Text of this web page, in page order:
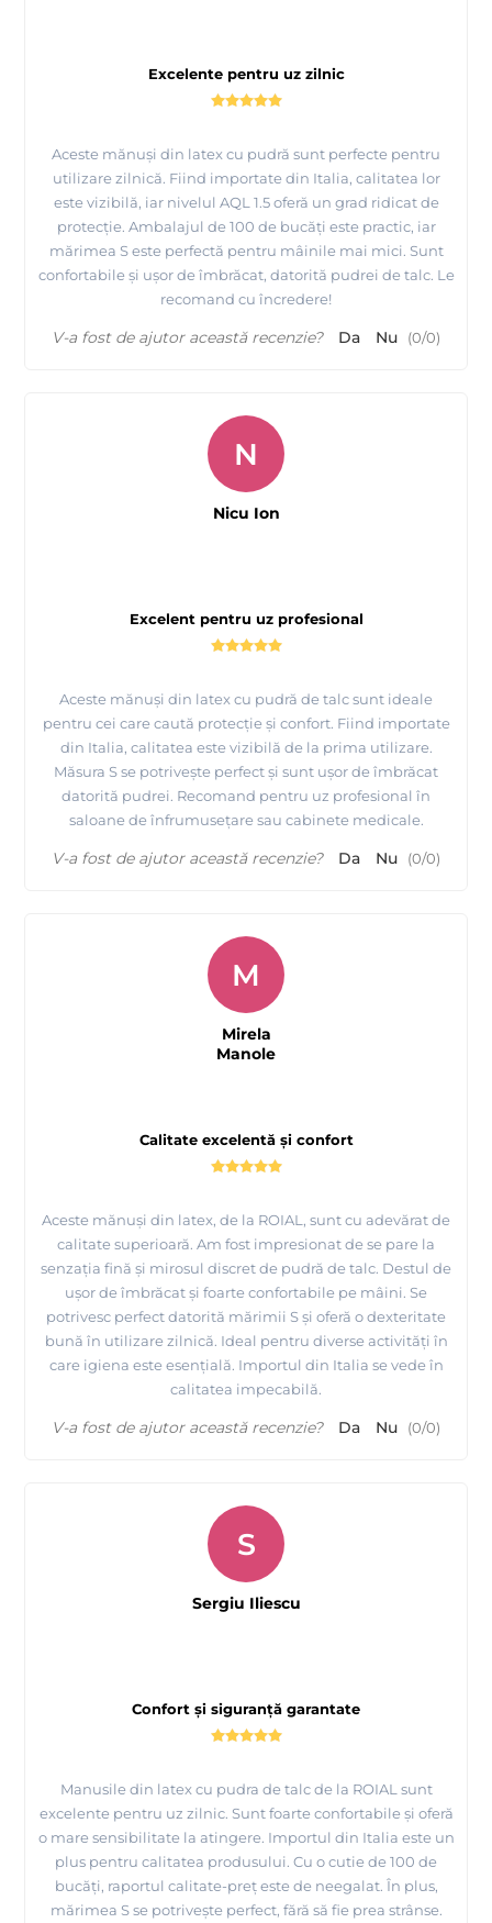
Excelente pentru uz zilnic
Aceste mănuși din latex cu pudră sunt perfecte pentru
utilizare zilnică. Fiind importate din Italia, calitatea lor
este vizibilă, iar nivelul AQL 1.5 oferă un grad ridicat de
protecție. Ambalajul de 100 de bucăți este practic, iar
mărimea S este perfectă pentru mâinile mai mici. Sunt
confortabile și ușor de îmbrăcat, datorită pudrei de talc. Le
recomand cu încredere!
V-a fost de ajutor această recenzie? Da Nu (0/0)
Excelent pentru uz profesional
Aceste mănuși din latex cu pudră de talc sunt ideale
pentru cei care caută protecție și confort. Fiind importate
din Italia, calitatea este vizibilă de la prima utilizare.
Măsura S se potrivește perfect și sunt ușor de îmbrăcat
datorită pudrei. Recomand pentru uz profesional în
saloane de înfrumusețare sau cabinete medicale.
N
Nicu Ion
V-a fost de ajutor această recenzie? Da Nu (0/0)
Calitate excelentă și confort
Aceste mănuși din latex, de la ROIAL, sunt cu adevărat de
calitate superioară. Am fost impresionat de se pare la
senzația fină și mirosul discret de pudră de talc. Destul de
ușor de îmbrăcat și foarte confortabile pe mâini. Se
potrivesc perfect datorită mărimii S și oferă o dexteritate
bună în utilizare zilnică. Ideal pentru diverse activități în
care igiena este esențială. Importul din Italia se vede în
calitatea impecabilă.
M
Mirela
Manole
V-a fost de ajutor această recenzie? Da Nu (0/0)
Confort și siguranță garantate
Manusile din latex cu pudra de talc de la ROIAL sunt
excelente pentru uz zilnic. Sunt foarte confortabile și oferă
o mare sensibilitate la atingere. Importul din Italia este un
plus pentru calitatea produsului. Cu o cutie de 100 de
bucăți, raportul calitate-preț este de neegalat. În plus,
mărimea S se potrivește perfect, fără să fie prea strânse.
S
Sergiu Iliescu